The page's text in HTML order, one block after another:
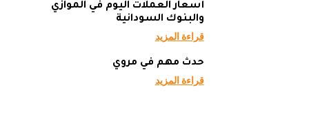
أسعار العملات اليوم في الموازي
والبنوك السودانية
قراءة المزيد
حدث مهم في مروي
قراءة المزيد